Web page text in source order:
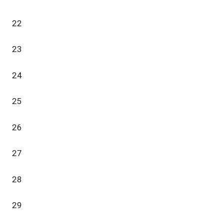
22
23
24
25
26
27
28
29